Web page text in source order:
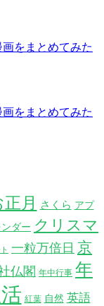
をまとめてみた
をまとめてみた
正月 さくら アプ
ダー クリスマ
一粒万倍日 京
仏閣 年中行事 年
紅葉 自然 英語